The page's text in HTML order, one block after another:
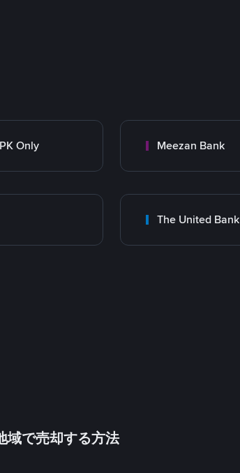
Only Meezan Bank
The United Bank
域で売却する方法